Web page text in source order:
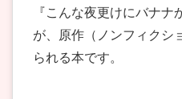
『こんな夜更けにバナナ
が、原作（ノンフィクシ
られる本です。